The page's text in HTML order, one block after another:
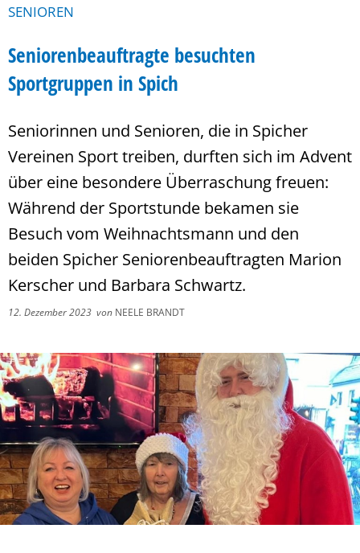
SENIOREN
Seniorenbeauftragte besuchten
Sportgruppen in Spich
Seniorinnen und Senioren, die in Spicher
Vereinen Sport treiben, durften sich im Advent
über eine besondere Überraschung freuen:
Während der Sportstunde bekamen sie
Besuch vom Weihnachtsmann und den
beiden Spicher Seniorenbeauftragten Marion
Kerscher und Barbara Schwartz.
12. Dezember 2023 von NEELE BRANDT